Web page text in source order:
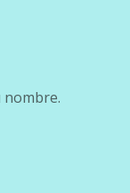
nombre.